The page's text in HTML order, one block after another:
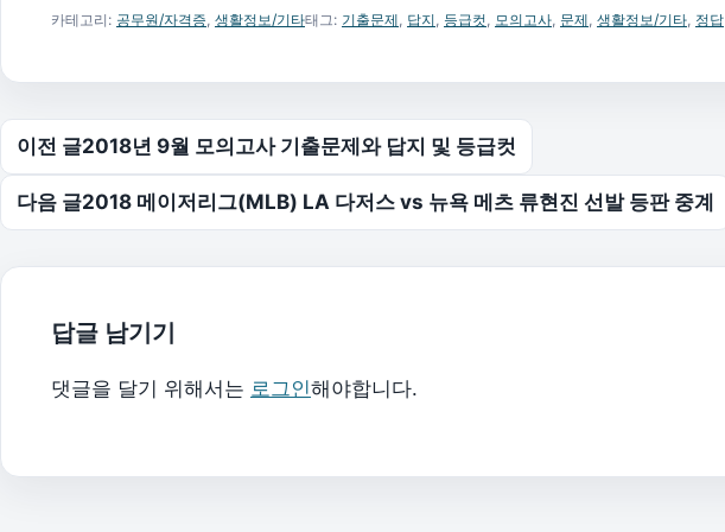
카테고리: 공무원/자격증 생활정보/기타태그: 기출문제 답지 등급컷 모의고사 문제 생활정보/기타 정답
글 탐색
이전 글2018년 9월 모의고사 기출문제와 답지 및 등급컷
다음 글2018 메이저리그(MLB) LA 다저스 vs 뉴욕 메츠 류현진 선발 등판 중계
답글 남기기
댓글을 달기 위해서는 로그인해야합니다.